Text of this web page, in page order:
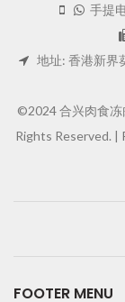
手提
地址: 香港新界
©2024 合兴肉食冻
Rights Reserved. |
FOOTER MENU